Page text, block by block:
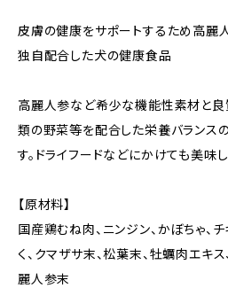
皮膚の健康をサポートするため高麗
独自配合した犬の健康食品
高麗人参など希少な機能性素材と
類の野菜等を配合した栄養バランス
す。ドライフードなどにかけても美味
【原材料】
国産鶏むね肉、ニンジン、かぼちゃ、
く、クマザサ末、松葉末、牡蠣肉エキス
麗人参末